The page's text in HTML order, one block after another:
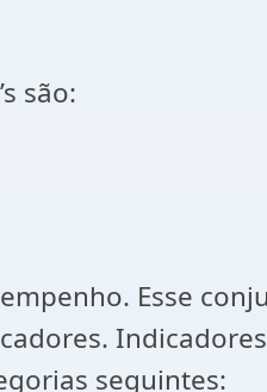
são:
Esse
seguintes: